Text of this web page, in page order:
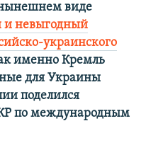
виде
и невыгодный
украинского
именно Кремль
для Украины
поделился
по международным